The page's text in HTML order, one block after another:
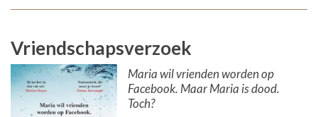
Vriendschapsverzoek
Maria wil vrienden worden op
Facebook. Maar Maria is dood.
Toch?